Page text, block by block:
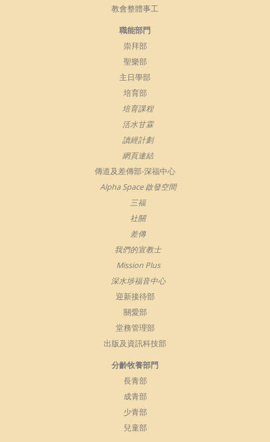
教會整體事工
職能部門
崇拜部
聖樂部
主日學部
培育部
培育課程
活水甘霖
讀經計劃
網頁連結
傳道及差傳部-深福中心
Alpha Space 啟發空間
三福
社關
差傳
我們的宣教士
Mission Plus
深水埗福音中心
迎新接待部
關愛部
堂務管理部
出版及資訊科技部
分齡牧養部門
長青部
成青部
少青部
兒童部